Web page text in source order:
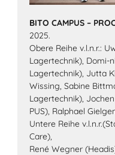
BITO CAMPUS –
2025.
Obere Reihe v.l.n.r.:
Lagertechnik), Domi-
Lagertechnik), Jutta
Wissing, Sabine
Lagertechnik),
PUS), Ralphael
Untere Reihe
Care),
René Wegner